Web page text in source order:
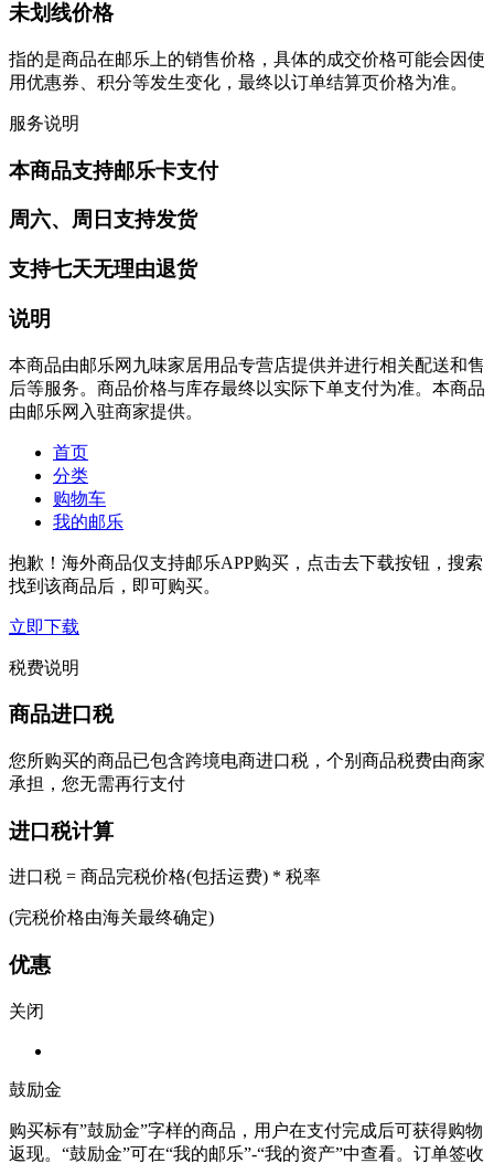
未划线价格
指的是商品在邮乐上的销售价格，具体的成交价格可能会因使
用优惠券、积分等发生变化，最终以订单结算页价格为准。
服务说明
本商品支持邮乐卡支付
周六、周日支持发货
支持七天无理由退货
说明
本商品由邮乐网九味家居用品专营店提供并进行相关配送和售
后等服务。商品价格与库存最终以实际下单支付为准。本商品
由邮乐网入驻商家提供。
首页
分类
购物车
我的邮乐
抱歉！海外商品仅支持邮乐APP购买，点击去下载按钮，搜索
找到该商品后，即可购买。
立即下载
税费说明
商品进口税
您所购买的商品已包含跨境电商进口税，个别商品税费由商家
承担，您无需再行支付
进口税计算
进口税 = 商品完税价格(包括运费) * 税率
(完税价格由海关最终确定)
优惠
关闭
鼓励金
购买标有”鼓励金”字样的商品，用户在支付完成后可获得购物
返现。“鼓励金”可在“我的邮乐”-“我的资产”中查看。订单签收